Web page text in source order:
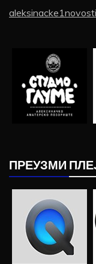
ПРЕУЗМИ